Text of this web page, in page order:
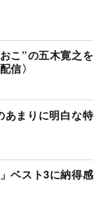
こ”の五木寛之を
信〉
あまりに明白な特
ベスト3に納得感